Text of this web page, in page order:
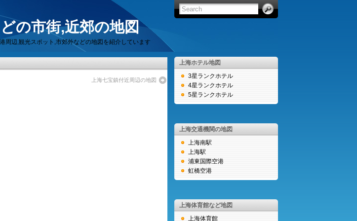
の市街,近郊の地図
周辺,観光スポット,市郊外などの地図を紹介しています
上海七宝鎮付近周辺の地図
上海ホテル地図
3星ランクホテル
4星ランクホテル
5星ランクホテル
上海交通機関の地図
上海南駅
上海駅
浦東国際空港
虹橋空港
上海体育館など地図
上海体育館